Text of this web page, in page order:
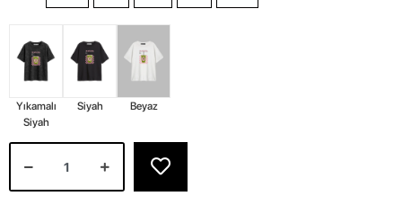
Yıkamalı
Siyah
Siyah Beyaz